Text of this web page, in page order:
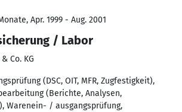
Apr. 1999 - Aug. 2001
/ Labor
Co. KG
(DSC, OIT, MFR, Zugfestigkeit),
(Berichte, Analysen,
Warenein- / ausgangsprüfung,